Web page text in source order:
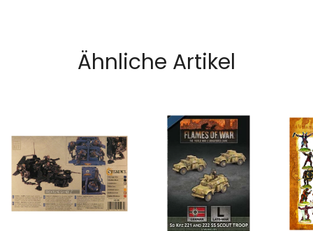
Ähnliche Artikel